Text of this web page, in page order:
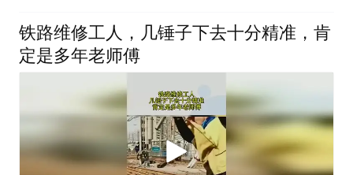
铁路维修工人，几锤子下去十分精准，肯
定是多年老师傅